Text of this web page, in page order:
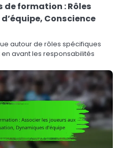
formation : Rôles
Conscience
autour de rôles spécifiques
avant les responsabilités